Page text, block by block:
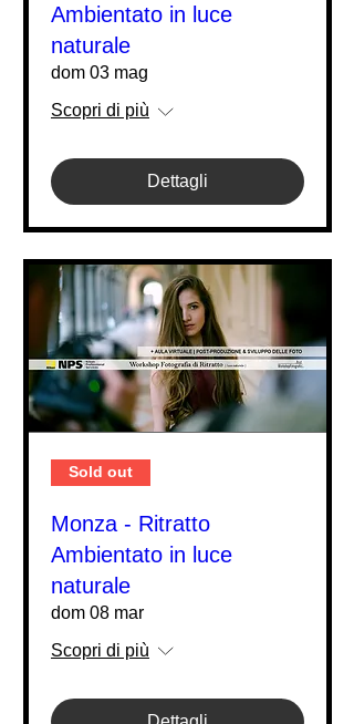
Ambientato in luce
naturale
dom 03 mag
Scopri di più
Dettagli
Sold out
Monza - Ritratto
Ambientato in luce
naturale
dom 08 mar
Scopri di più